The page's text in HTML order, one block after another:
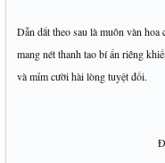
Dẫn dắt theo sau là muôn vàn
mang nét thanh tao bí ẩn riêng
và mỉm cười hài lòng tuyệt đối.